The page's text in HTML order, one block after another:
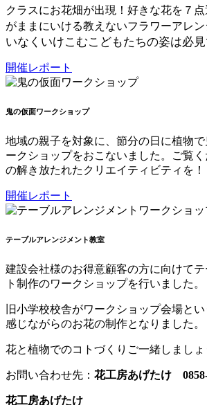
クラスにお花畑が出現！好きな花を７
がままにいける教えないフラワーアレン
いなくいけこむこどもたちの姿は必見
開催レポート
鬼の仮面ワークショップ
地域の親子を対象に、節分の日に植物
ークショップをおこないました。ご覧
の解き放たれたクリエイティビティを！
開催レポート
テーブルアレンジメント教室
建設会社様のお得意顧客の方に向けて
ト制作のワークショップを行いました。
旧小学校校舎がワークショップ会場と
感じながらのお花の制作となりました。
花と植物でのコトづくりご一緒しましょ
お問い合わせ先： 花工房あげたけ 0858-
花工房あげたけ